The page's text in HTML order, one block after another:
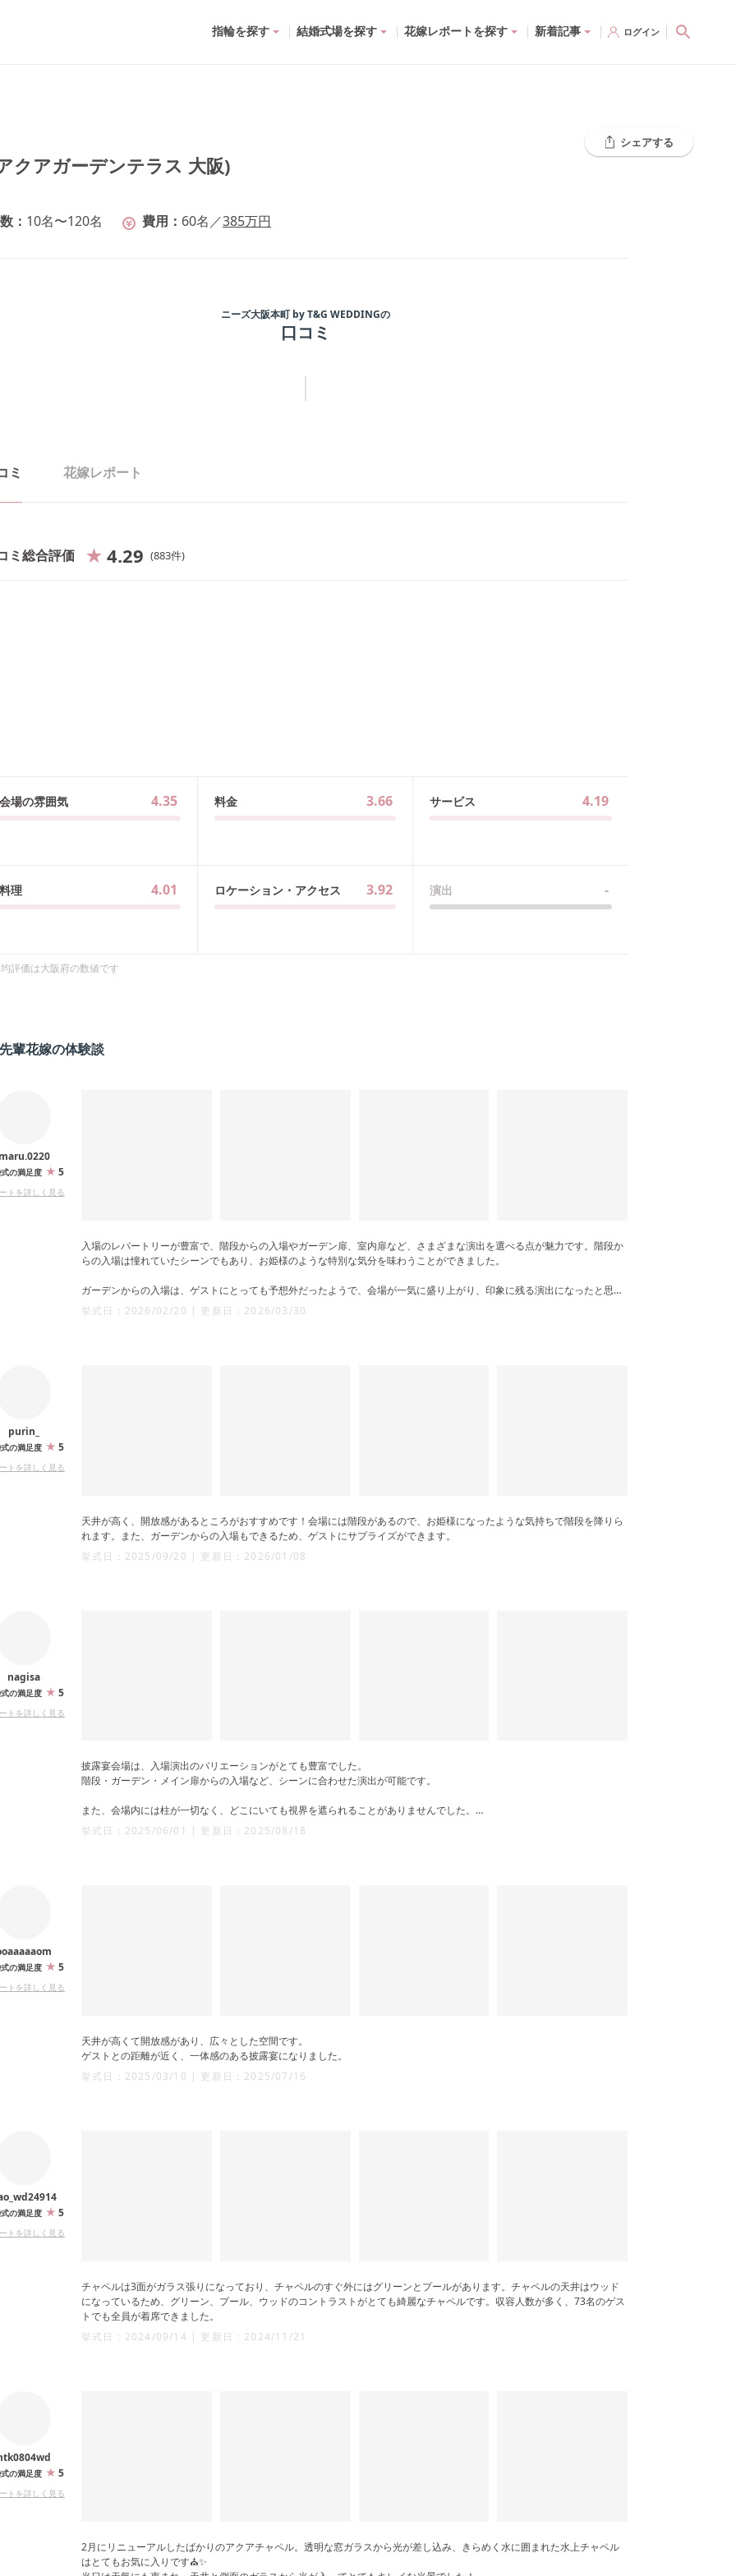
指輪を探す 結婚式場を探す 花嫁レポートを探す 新着記事 ログイン
クアガーデンテラス 大阪)
10名〜120名 費用 60名 ／385万円
シェアする
ニーズ大阪本町 by T&G WEDDINGの
口コミ
ミ 花嫁レポート
ミ総合評価 4.29 883件
会場の雰囲気 4.35 料金 3.66 サービス 4.19
料理 4.01 ロケーション・アクセス 3.92 演出 -
評価は大阪府の数値です
先輩花嫁の体験談
の満足度 5
トを詳しく見る
入場のレパートリーが豊富で、階段からの入場やガーデン扉、室内扉など、さまざまな演出を選べる点が魅力です。階段か
らの入場は憧れていたシーンでもあり、お姫様のような特別な気分を味わうことができました。
ガーデンからの入場は、ゲストにとっても予想外だったようで、会場が一気に盛り上がり、印象に残る演出になったと思い
ます。
挙式日： 2026/02/20 | 更新日： 2026/03/30
purin_
の満足度 5
トを詳しく見る
天井が高く、開放感があるところがおすすめです！会場には階段があるので、お姫様になったような気持ちで階段を降りら
れます。また、ガーデンからの入場もできるため、ゲストにサプライズができます。
挙式日： 2025/09/20 | 更新日： 2026/01/08
nagisa
の満足度 5
トを詳しく見る
披露宴会場は、入場演出のバリエーションがとても豊富でした。
階段・ガーデン・メイン扉からの入場など、シーンに合わせた演出が可能です。
また、会場内には柱が一切なく、どこにいても視界を遮られることがありませんでした。
そのため、新郎新婦の姿がゲスト全員にしっかり届き、逆にこちらからもゲストの表情を見ながら楽しむことができるのが
魅力だと思います。
挙式日： 2025/06/01 | 更新日： 2025/08/18
の満足度 5
トを詳しく見る
天井が高くて開放感があり、広々とした空間です。
ゲストとの距離が近く、一体感のある披露宴になりました。
挙式日： 2025/03/10 | 更新日： 2025/07/16
の満足度 5
トを詳しく見る
チャペルは3面がガラス張りになっており、チャペルのすぐ外にはグリーンとプールがあります。チャペルの天井はウッド
になっているため、グリーン、プール、ウッドのコントラストがとても綺麗なチャペルです。収容人数が多く、73名のゲス
トでも全員が着席できました。
挙式日： 2024/09/14 | 更新日： 2024/11/21
の満足度 5
トを詳しく見る
2月にリニューアルしたばかりのアクアチャペル。透明な窓ガラスから光が差し込み、きらめく水に囲まれた水上チャペル
はとてもお気に入りです⛪️✨